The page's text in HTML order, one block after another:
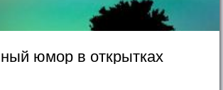
юмор в открытках